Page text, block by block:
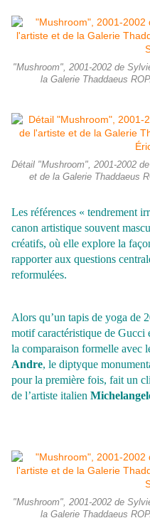
"Mushroom", 2001-2002 de
la Galerie Thaddaeus
Détail "Mushroom", 2001-2002
et de la Galerie Thaddaeus
Les références « tendrement
canon artistique souvent
créatifs, où elle explore la
rapporter aux questions
reformulées.
Alors qu’un tapis de yoga de
motif caractéristique de Gucci
la comparaison formelle avec
Andre, le diptyque
pour la première fois, fait un
de l’artiste italien
"Mushroom", 2001-2002 de
la Galerie Thaddaeus